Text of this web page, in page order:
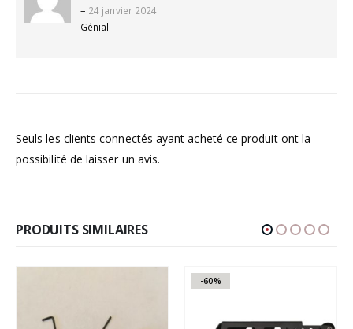
– 24 janvier 2024
Génial
Seuls les clients connectés ayant acheté ce produit ont la
possibilité de laisser un avis.
PRODUITS SIMILAIRES
-60%